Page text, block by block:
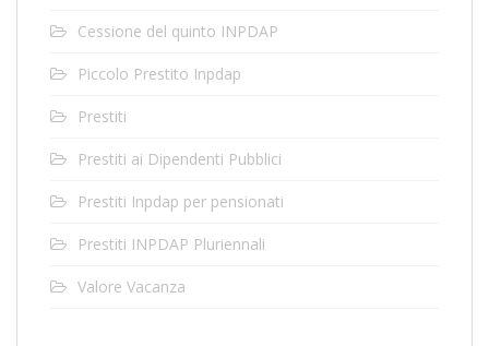
Cessione del quinto INPDAP
Piccolo Prestito Inpdap
Prestiti
Prestiti ai Dipendenti Pubblici
Prestiti Inpdap per pensionati
Prestiti INPDAP Pluriennali
Valore Vacanza